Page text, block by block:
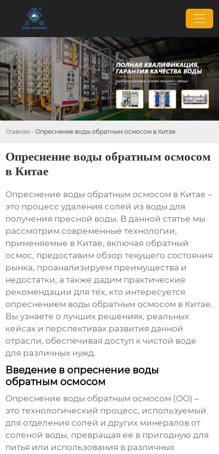
Главная - Опреснение воды обратным осмосом в Китае
Опреснение воды обратным осмосом
в Китае
Опреснение воды обратным осмосом в Китае –
это процесс удаления солей из воды для
получения пресной воды. В данной статье мы
рассмотрим современные технологии,
применяемые в Китае, включая обратный
осмос, предоставим обзор текущего состояния
рынка, проанализируем преимущества и
недостатки, а также дадим практические
рекомендации для тех, кто интересуется
опреснением воды обратным осмосом в Китае.
Вы узнаете о лучших решениях, реальных
кейсах и перспективах развития данной
отрасли, обеспечивая доступ к чистой воде
для различных нужд.
Введение в опреснение воды
обратным осмосом
Опреснение воды обратным осмосом (ОО) –
это технологический процесс, используемый
для отделения солей и других минералов от
соленой воды, превращая ее в пригодную для
питья или использования в различных